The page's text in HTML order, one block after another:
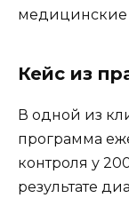
медицинские
Кейс из
В одной из
программа
контроля у
результате